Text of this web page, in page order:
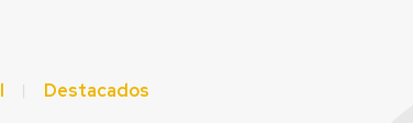
Destacados